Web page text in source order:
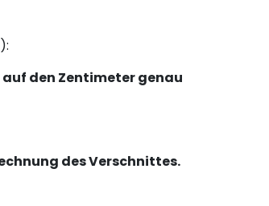
den Zentimeter genau
des Verschnittes.